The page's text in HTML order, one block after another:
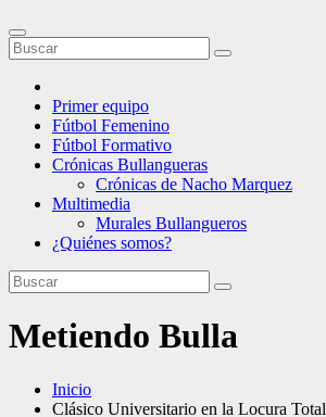
Primer equipo
Fútbol Femenino
Fútbol Formativo
Crónicas Bullangueras
Crónicas de Nacho Marquez
Multimedia
Murales Bullangueros
¿Quiénes somos?
Metiendo Bulla
Inicio
Clásico Universitario en la Locura Total